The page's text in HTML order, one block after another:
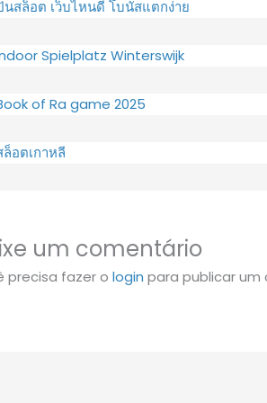
นสล็อต เว็บไหนดี โบนัสแตกง่าย
Spielplatz Winterswijk
of Ra game 2025
ล็อตเกาหลี
um comentário
precisa fazer o login para publicar um